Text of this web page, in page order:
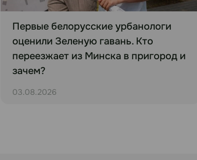
Первые белорусские урбанологи
оценили Зеленую гавань. Кто
переезжает из Минска в пригород и
зачем?
03.08.2026